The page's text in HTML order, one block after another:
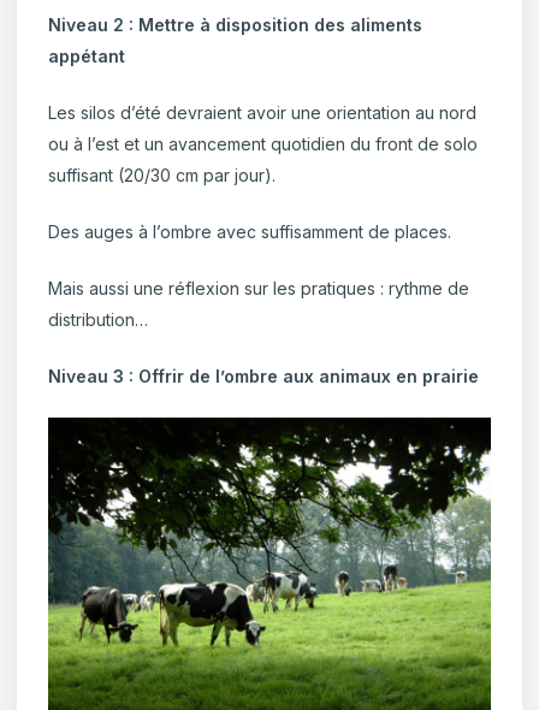
Niveau 2 : Mettre à disposition des aliments
appétant
Les silos d’été devraient avoir une orientation au nord
ou à l’est et un avancement quotidien du front de solo
suffisant (20/30 cm par jour).
Des auges à l’ombre avec suffisamment de places.
Mais aussi une réflexion sur les pratiques : rythme de
distribution…
Niveau 3 : Offrir de l’ombre aux animaux en prairie